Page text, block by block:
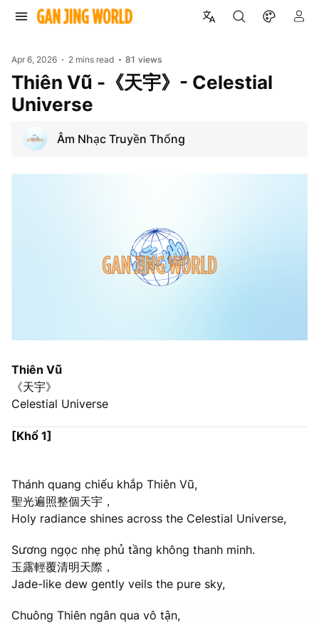
Apr 6, 2026 2 mins read 81 views
Thiên Vũ -《天宇》- Celestial
Universe
Âm Nhạc Truyền Thống
Thiên Vũ
《天宇》
Celestial Universe
[Khổ 1]
Thánh quang chiếu khắp Thiên Vũ,
聖光遍照整個天宇，
Holy radiance shines across the Celestial Universe,
Sương ngọc nhẹ phủ tầng không thanh minh.
玉露輕覆清明天際，
Jade-like dew gently veils the pure sky,
Chuông Thiên ngân qua vô tận,